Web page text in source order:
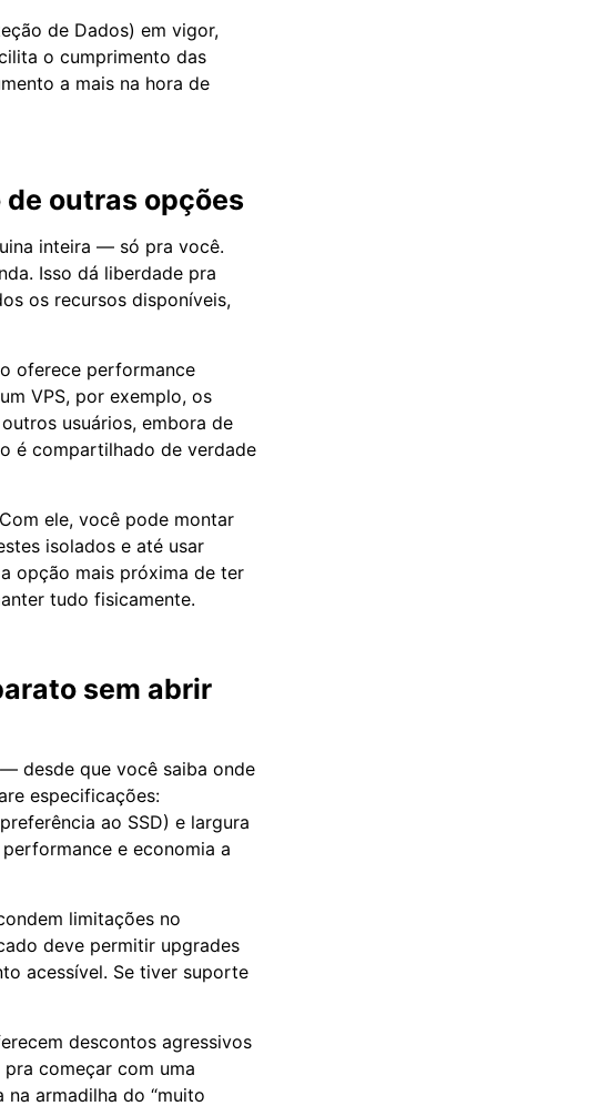
de Dados) em vigor,
o cumprimento das
a mais na hora de
de outras opções
inteira — só pra você.
Isso dá liberdade pra
os recursos disponíveis,
oferece performance
VPS, por exemplo, os
usuários, embora de
é compartilhado de verdade
ele, você pode montar
isolados e até usar
opção mais próxima de ter
tudo fisicamente.
sem abrir
desde que você saiba onde
especificações:
ao SSD) e largura
e economia a
limitações no
deve permitir upgrades
acessível. Se tiver suporte
descontos agressivos
começar com uma
armadilha do “muito